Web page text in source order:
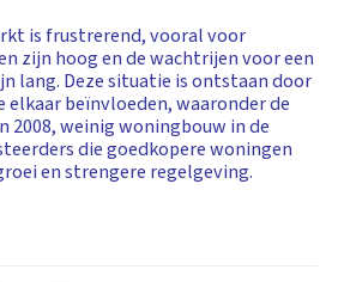
is frustrerend, vooral voor
zijn hoog en de wachtrijen voor een
lang. Deze situatie is ontstaan door
elkaar beïnvloeden, waaronder de
2008, weinig woningbouw in de
die goedkopere woningen
en strengere regelgeving.